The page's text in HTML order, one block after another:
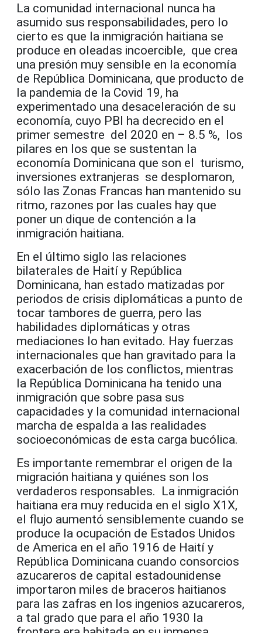
La comunidad internacional nunca ha
asumido sus responsabilidades, pero lo
cierto es que la inmigración haitiana se
produce en oleadas incoercible, que crea
una presión muy sensible en la economía
de República Dominicana, que producto de
la pandemia de la Covid 19, ha
experimentado una desaceleración de su
economía, cuyo PBI ha decrecido en el
primer semestre del 2020 en – 8.5 %, los
pilares en los que se sustentan la
economía Dominicana que son el turismo,
inversiones extranjeras se desplomaron,
sólo las Zonas Francas han mantenido su
ritmo, razones por las cuales hay que
poner un dique de contención a la
inmigración haitiana.
En el último siglo las relaciones
bilaterales de Haití y República
Dominicana, han estado matizadas por
periodos de crisis diplomáticas a punto de
tocar tambores de guerra, pero las
habilidades diplomáticas y otras
mediaciones lo han evitado. Hay fuerzas
internacionales que han gravitado para la
exacerbación de los conflictos, mientras
la República Dominicana ha tenido una
inmigración que sobre pasa sus
capacidades y la comunidad internacional
marcha de espalda a las realidades
socioeconómicas de esta carga bucólica.
Es importante remembrar el origen de la
migración haitiana y quiénes son los
verdaderos responsables. La inmigración
haitiana era muy reducida en el siglo X1X,
el flujo aumentó sensiblemente cuando se
produce la ocupación de Estados Unidos
de America en el año 1916 de Haití y
República Dominicana cuando consorcios
azucareros de capital estadounidense
importaron miles de braceros haitianos
para las zafras en los ingenios azucareros,
a tal grado que para el año 1930 la